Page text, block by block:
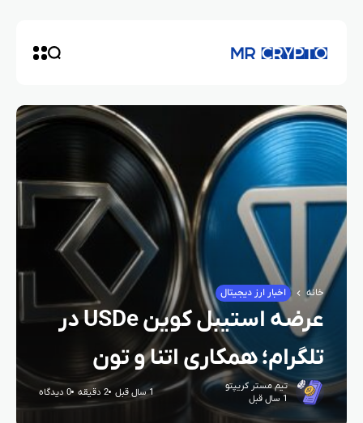
خانه اخبار ارز دیجیتال
عرضه استیبل کوین USDe در
تلگرام؛ همکاری اتنا و تون
تیم مستر کریپتو
1 سال قبل
1 سال قبل 2 دقیقه 0 دیدگاه